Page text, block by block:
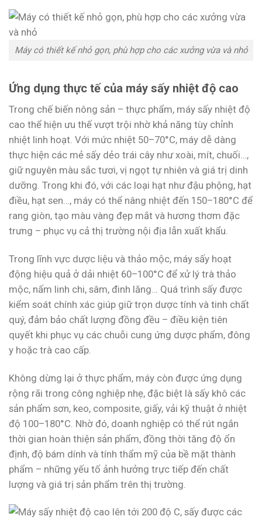
Máy có thiết kế nhỏ gọn, phù hợp cho các xưởng vừa và nhỏ
Ứng dụng thực tế của máy sấy nhiệt độ cao
Trong chế biến nông sản – thực phẩm, máy sấy nhiệt độ
cao thể hiện ưu thế vượt trội nhờ khả năng tùy chỉnh
nhiệt linh hoạt. Với mức nhiệt 50–70°C, máy dễ dàng
thực hiện các mẻ sấy dẻo trái cây như xoài, mít, chuối…,
giữ nguyên màu sắc tươi, vị ngọt tự nhiên và giá trị dinh
dưỡng. Trong khi đó, với các loại hạt như đậu phộng, hạt
điều, hạt sen…, máy có thể nâng nhiệt đến 150–180°C để
rang giòn, tạo màu vàng đẹp mắt và hương thơm đặc
trưng – phục vụ cả thị trường nội địa lẫn xuất khẩu.
Trong lĩnh vực dược liệu và thảo mộc, máy sấy hoạt
động hiệu quả ở dải nhiệt 60–100°C để xử lý trà thảo
mộc, nấm linh chi, sâm, đinh lăng… Quá trình sấy được
kiểm soát chính xác giúp giữ trọn dược tính và tinh chất
quý, đảm bảo chất lượng đồng đều – điều kiện tiên
quyết khi phục vụ các chuỗi cung ứng dược phẩm, đông
y hoặc trà cao cấp.
Không dừng lại ở thực phẩm, máy còn được ứng dụng
rộng rãi trong công nghiệp nhẹ, đặc biệt là sấy khô các
sản phẩm sơn, keo, composite, giấy, vải kỹ thuật ở nhiệt
độ 100–180°C. Nhờ đó, doanh nghiệp có thể rút ngắn
thời gian hoàn thiện sản phẩm, đồng thời tăng độ ổn
định, độ bám dính và tính thẩm mỹ của bề mặt thành
phẩm – những yếu tố ảnh hưởng trực tiếp đến chất
lượng và giá trị sản phẩm trên thị trường.